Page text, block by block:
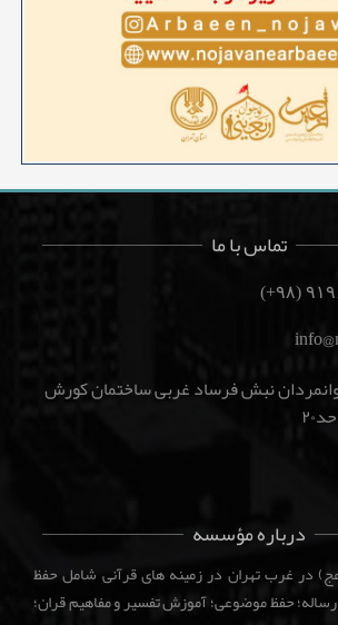
تماس با ما
(۹۸+)
نبش فرساد غربی ساختمان کورش
درباره مؤسسه
در غرب تهران در زمینه های قرآنی شامل حفظ
حفظ موضوعی؛ آموزش تفسیر و مفاهیم قران؛